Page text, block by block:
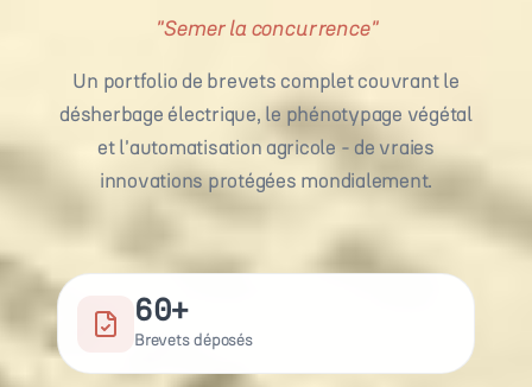
"De la PI qui compte"
Un portfolio de brevets complet couvrant le
désherbage électrique, le phénotypage végétal
et l'automatisation agricole - de vraies
innovations protégées mondialement.
60+
Brevets déposés